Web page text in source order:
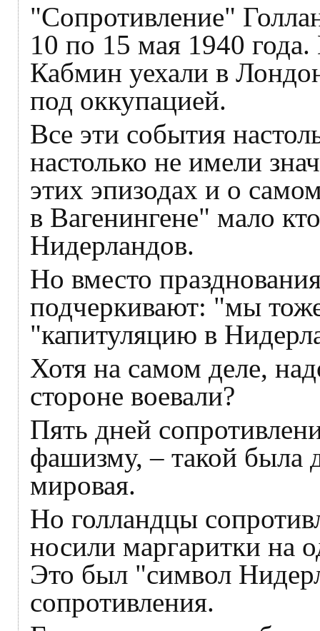
"Сопротивление"
10 по 15 мая 1940
Кабмин уехали в
под оккупацией.
Все эти события
настолько не имели
этих эпизодах и о
в Вагенингене" мало
Нидерландов.
Но вместо
подчеркивают: "мы
"капитуляцию в
Хотя на самом деле,
стороне воевали?
Пять дней
фашизму, – такой была
мировая.
Но голландцы
носили маргаритки на
Это был "символ
сопротивления.